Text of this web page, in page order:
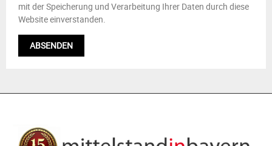
mit der Speicherung und Verarbeitung Ihrer Daten durch diese
Website einverstanden.